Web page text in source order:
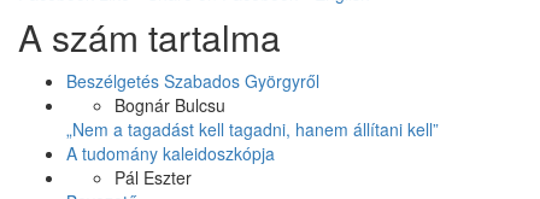
A szám tartalma
Beszélgetés Szabados Györgyről
Bognár Bulcsu
„Nem a tagadást kell tagadni, hanem állítani kell”
A tudomány kaleidoszkópja
Pál Eszter